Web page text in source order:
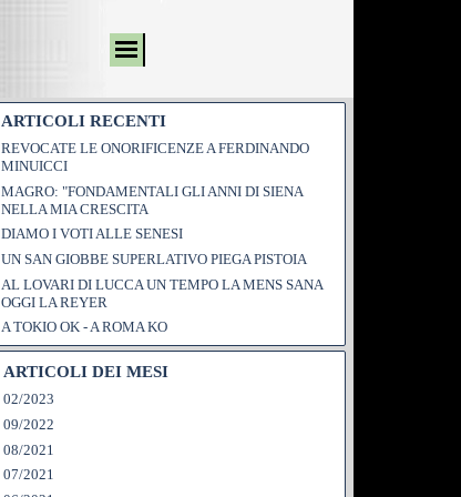
ARTICOLI RECENTI
REVOCATE LE ONORIFICENZE A FERDINANDO
MINUICCI
MAGRO: "FONDAMENTALI GLI ANNI DI SIENA
NELLA MIA CRESCITA
DIAMO I VOTI ALLE SENESI
UN SAN GIOBBE SUPERLATIVO PIEGA PISTOIA
AL LOVARI DI LUCCA UN TEMPO LA MENS SANA
OGGI LA REYER
A TOKIO OK - A ROMA KO
ARTICOLI DEI MESI
02/2023
09/2022
08/2021
07/2021